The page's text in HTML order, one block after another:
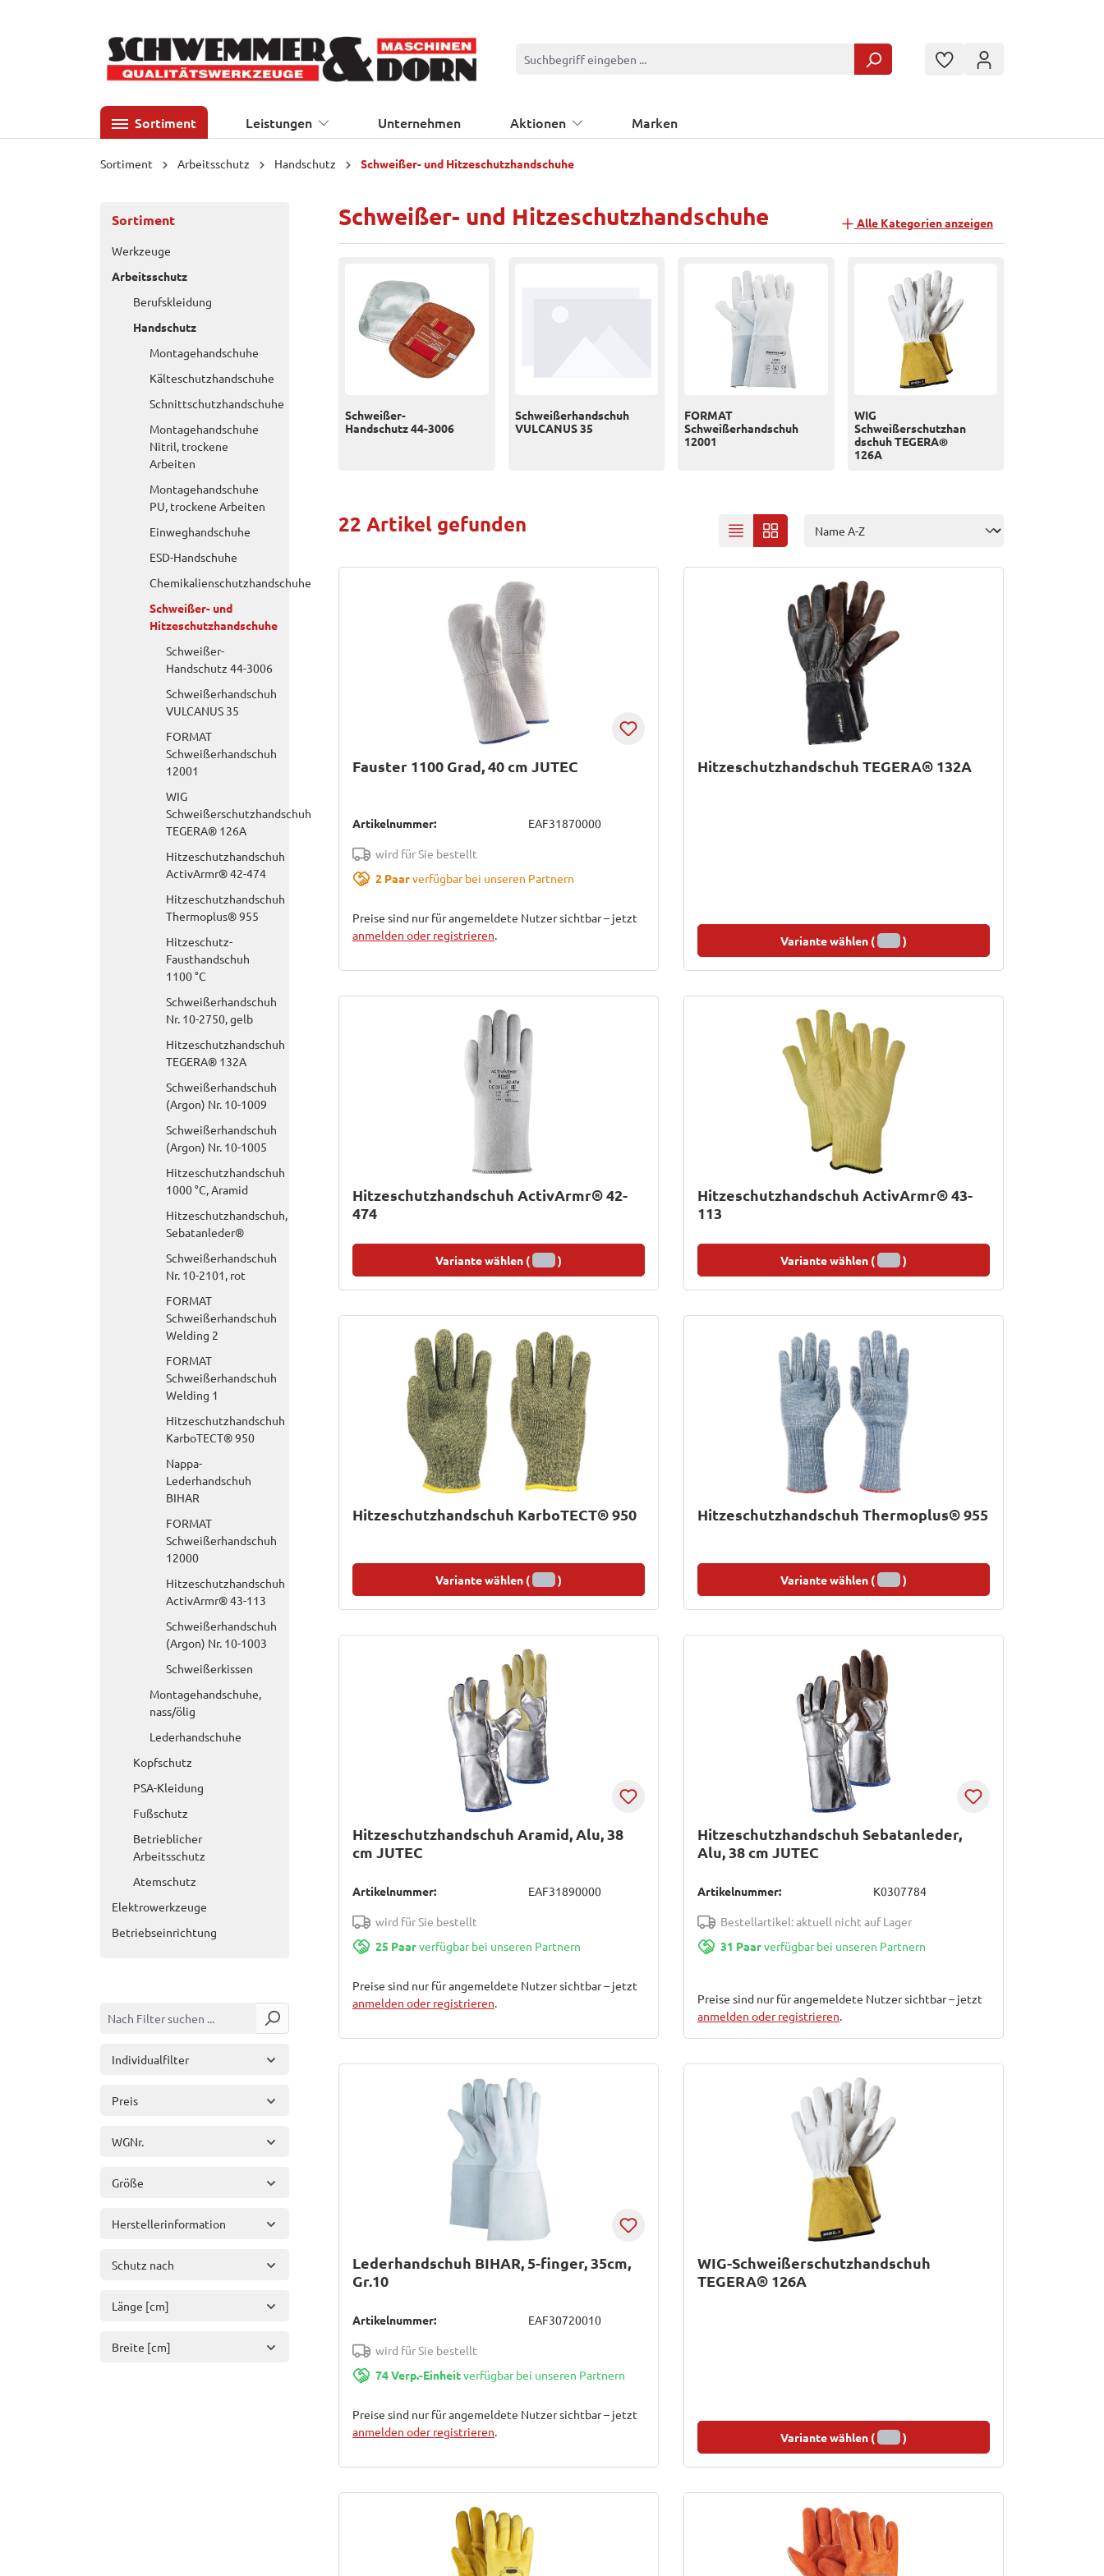
Sortiment Leistungen Unternehmen Aktionen Marken
Sortiment Arbeitsschutz Handschutz Schweißer- und Hitzeschutzhandschuhe
Sortiment
Werkzeuge
Arbeitsschutz
Berufskleidung
Handschutz
Montagehandschuhe
Kälteschutzhandschuhe
Schnittschutzhandschuhe
Montagehandschuhe
Nitril, trockene
Arbeiten
Montagehandschuhe
PU, trockene Arbeiten
Einweghandschuhe
ESD-Handschuhe
Chemikalienschutzhandschuhe
Schweißer- und
Hitzeschutzhandschuhe
Schweißer-
Handschutz 44-3006
Schweißerhandschuh
VULCANUS 35
FORMAT
Schweißerhandschuh
12001
WIG
Schweißerschutzhandschuh
TEGERA® 126A
Hitzeschutzhandschuh
ActivArmr® 42-474
Hitzeschutzhandschuh
Thermoplus® 955
Hitzeschutz-
Fausthandschuh
1100 °C
Schweißerhandschuh
Nr. 10-2750, gelb
Hitzeschutzhandschuh
TEGERA® 132A
Schweißerhandschuh
(Argon) Nr. 10-1009
Schweißerhandschuh
(Argon) Nr. 10-1005
Hitzeschutzhandschuh
1000 °C, Aramid
Hitzeschutzhandschuh,
Sebatanleder®
Schweißerhandschuh
Nr. 10-2101, rot
FORMAT
Schweißerhandschuh
Welding 2
FORMAT
Schweißerhandschuh
Welding 1
Hitzeschutzhandschuh
KarboTECT® 950
Nappa-
Lederhandschuh
BIHAR
FORMAT
Schweißerhandschuh
12000
Hitzeschutzhandschuh
ActivArmr® 43-113
Schweißerhandschuh
(Argon) Nr. 10-1003
Schweißerkissen
Montagehandschuhe,
nass/ölig
Lederhandschuhe
Kopfschutz
PSA-Kleidung
Fußschutz
Betrieblicher
Arbeitsschutz
Atemschutz
Elektrowerkzeuge
Betriebseinrichtung
Individualfilter
Preis
WGNr.
Größe
Herstellerinformation
Schutz nach
Länge [cm]
Breite [cm]
Schweißer- und Hitzeschutzhandschuhe Alle Kategorien anzeigen
Schweißer-
Handschutz 44-3006
Schweißerhandschuh
VULCANUS 35
FORMAT
Schweißerhandschuh
12001
WIG
Schweißerschutzhan
dschuh TEGERA®
126A
22 Artikel gefunden
Fauster 1100 Grad, 40 cm JUTEC
Artikelnummer: EAF31870000
wird für Sie bestellt
2 Paarverfügbar bei unseren Partnern
Preise sind nur für angemeldete Nutzer sichtbar – jetzt
anmelden oder registrieren.
Hitzeschutzhandschuh TEGERA® 132A
Variante wählen ( )
Hitzeschutzhandschuh ActivArmr® 42-
474
Variante wählen ( )
Hitzeschutzhandschuh ActivArmr® 43-
113
Variante wählen ( )
Hitzeschutzhandschuh KarboTECT® 950
Variante wählen ( )
Hitzeschutzhandschuh Thermoplus® 955
Variante wählen ( )
Hitzeschutzhandschuh Aramid, Alu, 38
cm JUTEC
Artikelnummer: EAF31890000
wird für Sie bestellt
25 Paarverfügbar bei unseren Partnern
Preise sind nur für angemeldete Nutzer sichtbar – jetzt
anmelden oder registrieren.
Hitzeschutzhandschuh Sebatanleder,
Alu, 38 cm JUTEC
Artikelnummer: K0307784
Bestellartikel: aktuell nicht auf Lager
31 Paarverfügbar bei unseren Partnern
Preise sind nur für angemeldete Nutzer sichtbar – jetzt
anmelden oder registrieren.
Lederhandschuh BIHAR, 5-finger, 35cm,
Gr.10
Artikelnummer: EAF30720010
wird für Sie bestellt
74 Verp.-Einheitverfügbar bei unseren Partnern
Preise sind nur für angemeldete Nutzer sichtbar – jetzt
anmelden oder registrieren.
WIG-Schweißerschutzhandschuh
TEGERA® 126A
Variante wählen ( )